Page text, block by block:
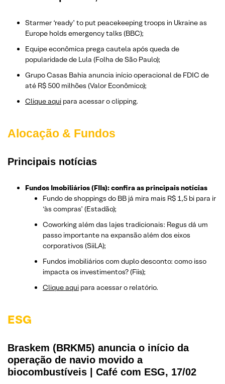
Starmer ‘ready’ to put peacekeeping troops in Ukraine as
Europe holds emergency talks (BBC);
Equipe econômica prega cautela após queda de
popularidade de Lula (Folha de São Paulo);
Grupo Casas Bahia anuncia início operacional de FDIC de
até R$ 500 milhões (Valor Econômico);
Clique aqui para acessar o clipping.
Alocação & Fundos
Principais notícias
Fundos Imobiliários (FIIs): confira as principais notícias
Fundo de shoppings do BB já mira mais R$ 1,5 bi para ir
‘às compras’ (Estadão);
Coworking além das lajes tradicionais: Regus dá um
passo importante na expansão além dos eixos
corporativos (SiiLA);
Fundos imobiliários com duplo desconto: como isso
impacta os investimentos? (Fiis);
Clique aqui para acessar o relatório.
ESG
Braskem (BRKM5) anuncia o início da
operação de navio movido a
biocombustíveis | Café com ESG, 17/02